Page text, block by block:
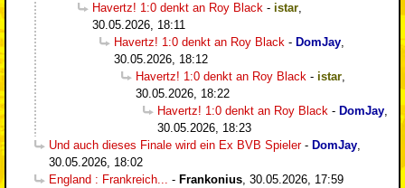
Havertz! 1:0 denkt an Roy Black - istar,
30.05.2026, 18:11
Havertz! 1:0 denkt an Roy Black - DomJay,
30.05.2026, 18:12
Havertz! 1:0 denkt an Roy Black - istar,
30.05.2026, 18:22
Havertz! 1:0 denkt an Roy Black - DomJay,
30.05.2026, 18:23
Und auch dieses Finale wird ein Ex BVB Spieler- DomJay,
30.05.2026, 18:02
England : Frankreich... - Frankonius, 30.05.2026, 17:59